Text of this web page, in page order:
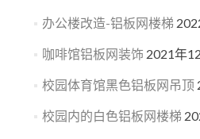
办公楼改造-铝板网楼梯
咖啡馆铝板网装饰 2021年
校园体育馆黑色铝板网吊顶
校园内的白色铝板网楼梯